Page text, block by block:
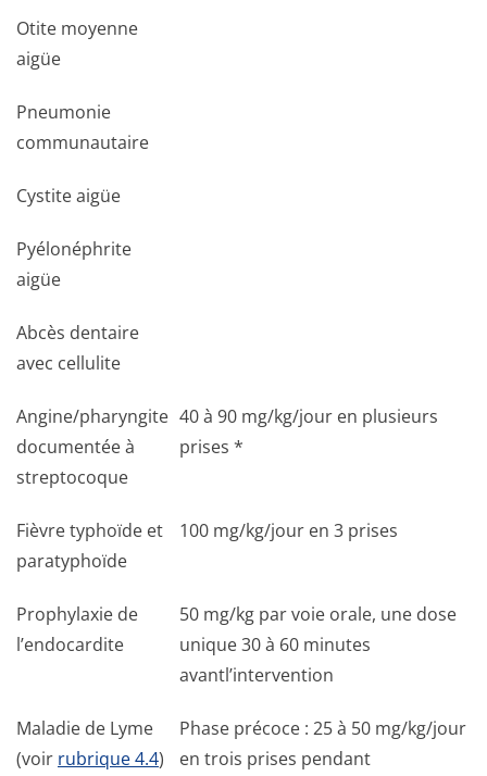
Otite moyenne
aigüe
Pneumonie
communautaire
Cystite aigüe
Pyélonéphrite
aigüe
Abcès dentaire
avec cellulite
Angine/pharyngite
documentée à
streptocoque
40 à 90 mg/kg/jour en plusieurs
prises *
Fièvre typhoïde et
paratyphoïde
100 mg/kg/jour en 3 prises
Prophylaxie de
l’endocardite
50 mg/kg par voie orale, une dose
unique 30 à 60 minutes
avantl’intervention
Maladie de Lyme
(voir rubrique 4.4)
Phase précoce : 25 à 50 mg/kg/jour
en trois prises pendant